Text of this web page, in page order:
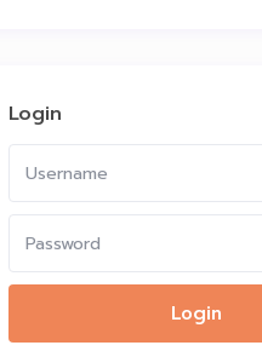
Login
Login